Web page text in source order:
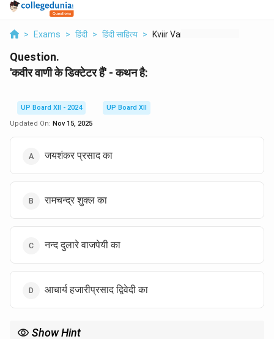
> Exams > हिंदी > हिंदी साहित्य > Kviir Vanii Ke Dikte...
Question.
'कवीर वाणी के डिक्टेटर हैं' - कथन है:
UP Board XII - 2024
UP Board XII
Updated On: Nov 15, 2025
जयशंकर प्रसाद का
रामचन्द्र शुक्ल का
नन्द दुलारे वाजपेयी का
आचार्य हजारीप्रसाद द्विवेदी का
Show Hint